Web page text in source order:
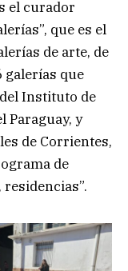
el curador
que es el
de arte, de
galerías que
Instituto de
Paraguay, y
de Corrientes,
de